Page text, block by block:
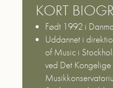
KORT
Født 1992 i
Uddannet i
of Music i
ved Det